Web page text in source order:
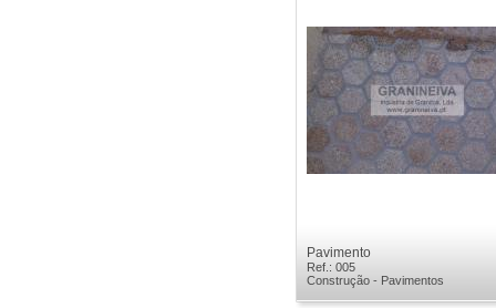
Pavimento
Ref.: 005
Construção - Pavimentos